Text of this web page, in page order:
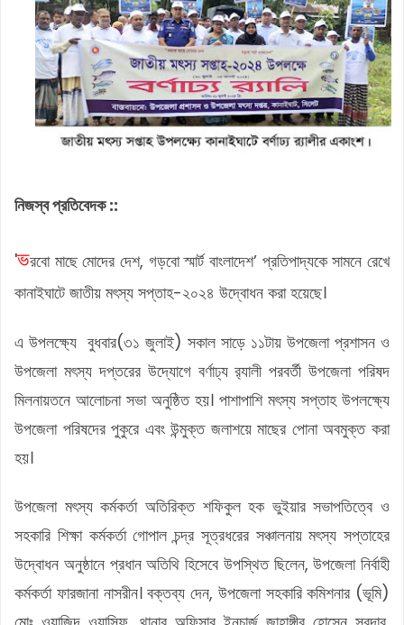
নিজস্ব প্রতিবেদক ::
'ভরবো মাছে মোদের দেশ, গড়বো স্মার্ট বাংলাদেশ’ প্রতিপাদ্যকে সামনে রেখে
কানাইঘাটে জাতীয় মৎস্য সপ্তাহ-২০২৪ উদ্বোধন করা হয়েছে।
এ উপলক্ষ্যে বুধবার(৩১ জুলাই) সকাল সাড়ে ১১টায় উপজেলা প্রশাসন ও
উপজেলা মৎস্য দপ্তরের উদ্যোগে বর্ণাঢ্য র‌্যালী পরবর্তী উপজেলা পরিষদ
মিলনায়তনে আলোচনা সভা অনুষ্ঠিত হয়। পাশাপাশি মৎস্য সপ্তাহ উপলক্ষ্যে
উপজেলা পরিষদের পুকুরে এবং উন্মুক্ত জলাশয়ে মাছের পোনা অবমুক্ত করা
হয়।
উপজেলা মৎস্য কর্মকর্তা অতিরিক্ত শফিকুল হক ভুইয়ার সভাপতিত্বে ও
সহকারি শিক্ষা কর্মকর্তা গোপাল চন্দ্র সূত্রধরের সঞ্চালনায় মৎস্য সপ্তাহের
উদ্বোধন অনুষ্ঠানে প্রধান অতিথি হিসেবে উপস্থিত ছিলেন, উপজেলা নির্বাহী
কর্মকর্তা ফারজানা নাসরীন। বক্তব্য দেন, উপজেলা সহকারি কমিশনার (ভূমি)